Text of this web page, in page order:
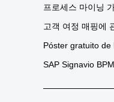
프로세스 마이닝
고객 여정 매핑에
Póster gratuito de
SAP Signavio